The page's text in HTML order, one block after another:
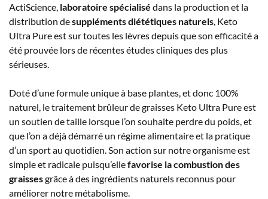
ActiScience, laboratoire spécialisé dans la production et la
distribution desuppléments diététiques naturels, Keto
Ultra Pure est sur toutes les lèvres depuis que son efficacité a
été prouvée lors de récentes études cliniques des plus
sérieuses.
Doté d’une formule unique à base plantes, et donc 100%
naturel, le traitement brûleur de graisses Keto Ultra Pure est
un soutien de taille lorsque l’on souhaite perdre du poids, et
que l’on a déjà démarré un régime alimentaire et la pratique
d’un sport au quotidien. Son action sur notre organisme est
simple et radicale puisqu’ellefavorise la combustion des
graissesgrâce à des ingrédients naturels reconnus pour
améliorer notre métabolisme.